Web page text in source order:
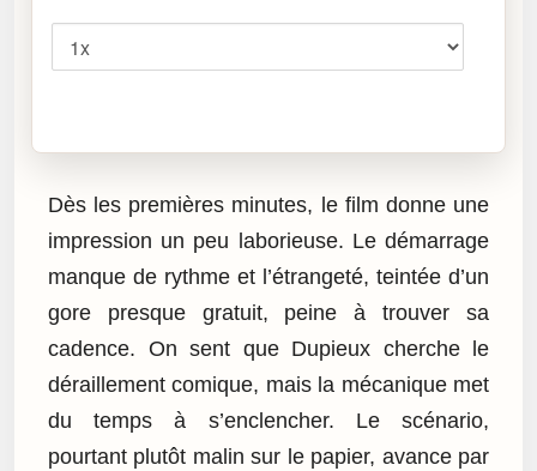
Dès les premières minutes, le film donne une
impression un peu laborieuse. Le démarrage
manque de rythme et l’étrangeté, teintée d’un
gore presque gratuit, peine à trouver sa
cadence. On sent que Dupieux cherche le
déraillement comique, mais la mécanique met
du temps à s’enclencher. Le scénario,
pourtant plutôt malin sur le papier, avance par